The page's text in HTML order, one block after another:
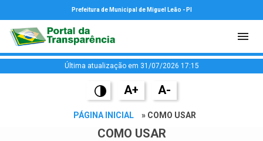
Prefeitura de Municipal de Miguel Leão - PI
Última atualização em 31/07/2026 17:15
A+ A-
PÁGINA INICIAL » COMO USAR
COMO USAR